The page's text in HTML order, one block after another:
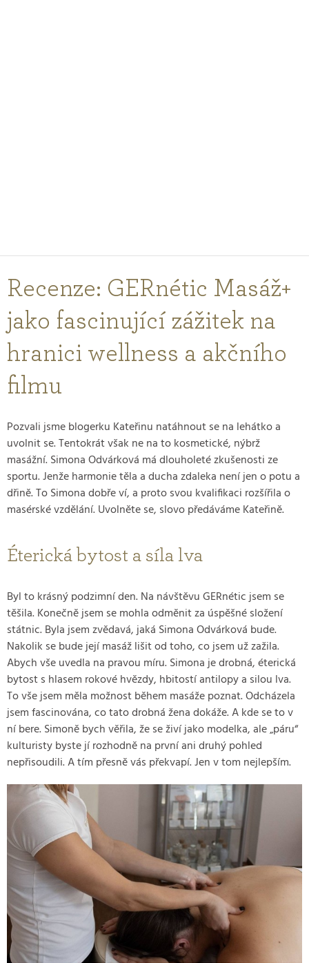
Recenze: GERnétic Masáž+
jako fascinující zážitek na
hranici wellness a akčního
filmu
Pozvali jsme blogerku Kateřinu natáhnout se na lehátko a
uvolnit se. Tentokrát však ne na to kosmetické, nýbrž
masážní. Simona Odvárková má dlouholeté zkušenosti ze
sportu. Jenže harmonie těla a ducha zdaleka není jen o potu a
dřině. To Simona dobře ví, a proto svou kvalifikaci rozšířila o
masérské vzdělání. Uvolněte se, slovo předáváme Kateřině.
Éterická bytost a síla lva
Byl to krásný podzimní den. Na návštěvu GERnétic jsem se
těšila. Konečně jsem se mohla odměnit za úspěšné složení
státnic. Byla jsem zvědavá, jaká Simona Odvárková bude.
Nakolik se bude její masáž lišit od toho, co jsem už zažila.
Abych vše uvedla na pravou míru. Simona je drobná, éterická
bytost s hlasem rokové hvězdy, hbitostí antilopy a silou lva.
To vše jsem měla možnost během masáže poznat. Odcházela
jsem fascinována, co tato drobná žena dokáže. A kde se to v
ní bere. Simoně bych věřila, že se živí jako modelka, ale „páru“
kulturisty byste jí rozhodně na první ani druhý pohled
nepřisoudili. A tím přesně vás překvapí. Jen v tom nejlepším.